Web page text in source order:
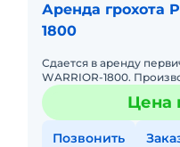
Аренда грохота
1800
Сдается в аренду
WARRIOR-1800. Производительность до 600 т/
ч.просевная 4.88 на
же сдается вт
Цена
Позвонить